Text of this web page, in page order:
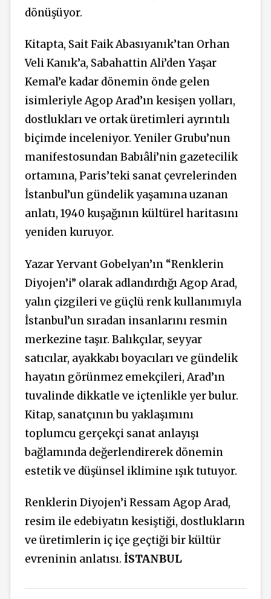
dönüşüyor.
Kitapta, Sait Faik Abasıyanık’tan Orhan
Veli Kanık’a, Sabahattin Ali’den Yaşar
Kemal’e kadar dönemin önde gelen
isimleriyle Agop Arad’ın kesişen yolları,
dostlukları ve ortak üretimleri ayrıntılı
biçimde inceleniyor. Yeniler Grubu’nun
manifestosundan Babıâli’nin gazetecilik
ortamına, Paris’teki sanat çevrelerinden
İstanbul’un gündelik yaşamına uzanan
anlatı, 1940 kuşağının kültürel haritasını
yeniden kuruyor.
Yazar Yervant Gobelyan’ın “Renklerin
Diyojen’i” olarak adlandırdığı Agop Arad,
yalın çizgileri ve güçlü renk kullanımıyla
İstanbul’un sıradan insanlarını resmin
merkezine taşır. Balıkçılar, seyyar
satıcılar, ayakkabı boyacıları ve gündelik
hayatın görünmez emekçileri, Arad’ın
tuvalinde dikkatle ve içtenlikle yer bulur.
Kitap, sanatçının bu yaklaşımını
toplumcu gerçekçi sanat anlayışı
bağlamında değerlendirerek dönemin
estetik ve düşünsel iklimine ışık tutuyor.
Renklerin Diyojen’i Ressam Agop Arad,
resim ile edebiyatın kesiştiği, dostlukların
ve üretimlerin iç içe geçtiği bir kültür
evreninin anlatısı. İSTANBUL